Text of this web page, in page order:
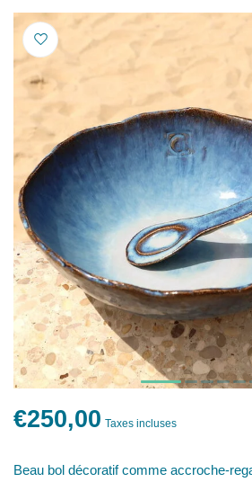
€250,00 Taxes incluses
Beau bol décoratif comme accroche-